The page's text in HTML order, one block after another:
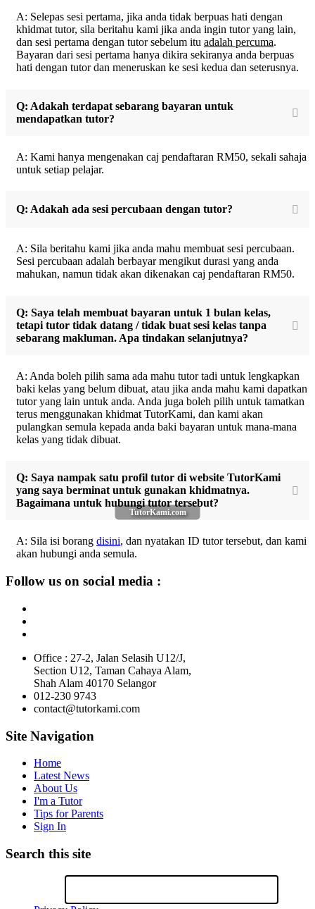
TutorKami.com
A: Selepas sesi pertama, jika anda tidak berpuas hati dengan
khidmat tutor, sila beritahu kami jika anda ingin tutor yang lain,
dan sesi pertama dengan tutor sebelum itu adalah percuma.
Bayaran dari sesi pertama hanya dikira sekiranya anda berpuas
hati dengan tutor dan meneruskan ke sesi kedua dan seterusnya.
Q: Adakah terdapat sebarang bayaran untuk
mendapatkan tutor?
A: Kami hanya mengenakan caj pendaftaran RM50, sekali sahaja
untuk setiap pelajar.
Q: Adakah ada sesi percubaan dengan tutor?
A: Sila beritahu kami jika anda mahu membuat sesi percubaan.
Sesi percubaan adalah berbayar mengikut durasi yang anda
mahukan, namun tidak akan dikenakan caj pendaftaran RM50.
Q: Saya telah membuat bayaran untuk 1 bulan kelas,
tetapi tutor tidak datang / tidak buat sesi kelas tanpa
sebarang makluman. Apa tindakan selanjutnya?
A: Anda boleh pilih sama ada mahu tutor tadi untuk lengkapkan
baki kelas yang belum dibuat, atau jika anda mahu kami dapatkan
tutor yang lain untuk anda. Anda juga boleh pilih untuk tamatkan
terus menggunakan khidmat TutorKami, dan kami akan
pulangkan semula kepada anda baki bayaran untuk mana-mana
kelas yang tidak dibuat.
Q: Saya nampak satu profil tutor di website TutorKami
yang saya berminat untuk gunakan khidmatnya.
Bagaimana untuk hubungi tutor tersebut?
A: Sila isi borang disini, dan nyatakan ID tutor tersebut, dan kami
akan hubungi anda semula.
Follow us on social media :
Office : 27-2, Jalan Selasih U12/J,
Section U12, Taman Cahaya Alam,
Shah Alam 40170 Selangor
012-230 9743
contact@tutorkami.com
Site Navigation
Home
Latest News
About Us
I'm a Tutor
Tips for Parents
Sign In
Search this site